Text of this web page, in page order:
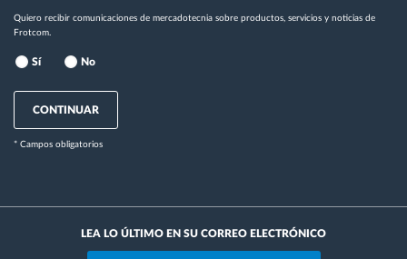
Quiero recibir comunicaciones de mercadotecnia sobre productos, servicios y noticias de
Frotcom.
Sí No
CONTINUAR
* Campos obligatorios
LEA LO ÚLTIMO EN SU CORREO ELECTRÓNICO